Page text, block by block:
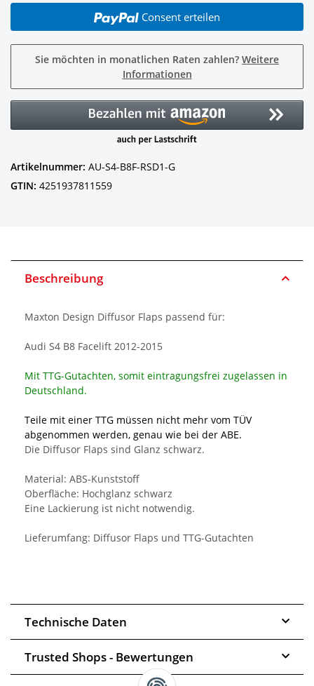
Consent erteilen
Sie möchten in monatlichen Raten zahlen? Weitere
Informationen
Artikelnummer: AU-S4-B8F-RSD1-G
GTIN: 4251937811559
Beschreibung
Maxton Design Diffusor Flaps passend für:
Audi S4 B8 Facelift 2012-2015
Mit TTG-Gutachten, somit eintragungsfrei zugelassen in
Deutschland.
Teile mit einer TTG müssen nicht mehr vom TÜV
abgenommen werden, genau wie bei der ABE.
Die Diffusor Flaps sind Glanz schwarz.
Material: ABS-Kunststoff
Oberfläche: Hochglanz schwarz
Eine Lackierung ist nicht notwendig.
Lieferumfang: Diffusor Flaps und TTG-Gutachten
Technische Daten
Trusted Shops - Bewertungen